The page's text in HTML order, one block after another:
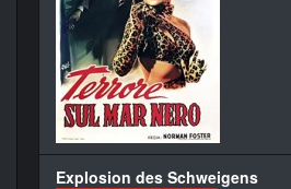
Explosion des Schweigens